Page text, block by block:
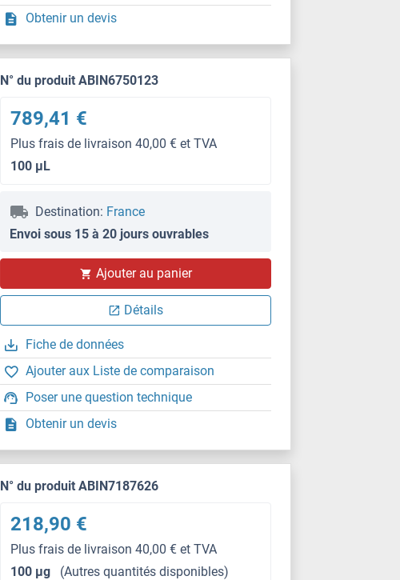
Obtenir un devis
N° du produit ABIN6750123
789,41 €
Plus frais de livraison 40,00 € et TVA
100 μL
Destination: France
Envoi sous 15 à 20 jours ouvrables
Ajouter au panier
Détails
Fiche de données
Ajouter aux Liste de comparaison
Poser une question technique
Obtenir un devis
N° du produit ABIN7187626
218,90 €
Plus frais de livraison 40,00 € et TVA
100 μg
(Autres quantités disponibles)